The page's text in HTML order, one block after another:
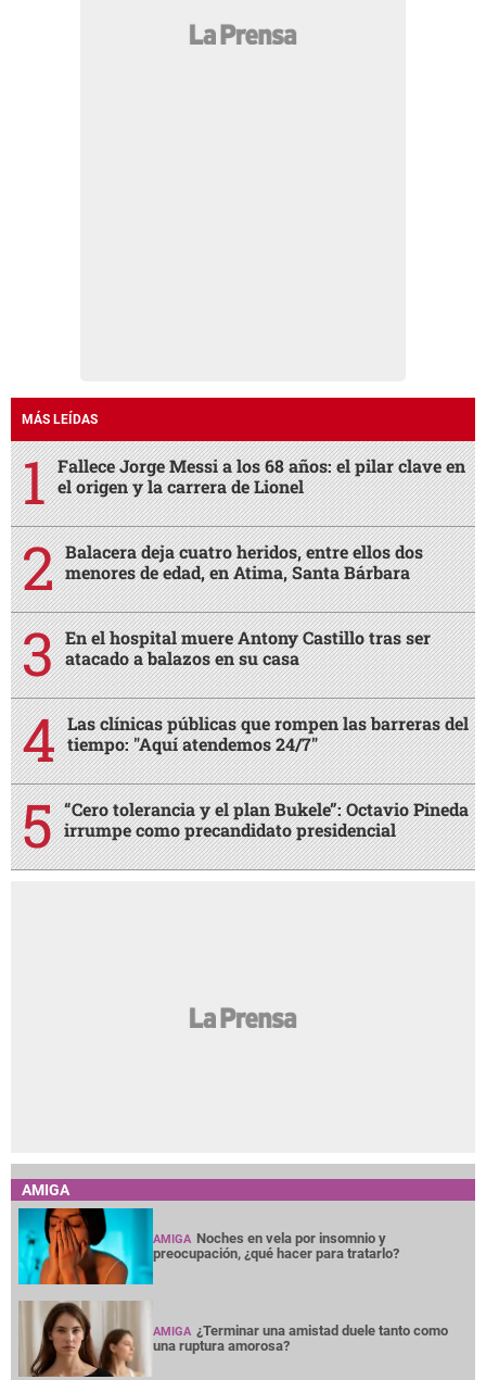
MÁS LEÍDAS
Fallece Jorge Messi a los 68 años: el pilar clave en
el origen y la carrera de Lionel
Balacera deja cuatro heridos, entre ellos dos
menores de edad, en Atima, Santa Bárbara
En el hospital muere Antony Castillo tras ser
atacado a balazos en su casa
Las clínicas públicas que rompen las barreras del
tiempo: "Aquí atendemos 24/7"
“Cero tolerancia y el plan Bukele”: Octavio Pineda
irrumpe como precandidato presidencial
AMIGA
AMIGA Noches en vela por insomnio y
preocupación, ¿qué hacer para tratarlo?
AMIGA ¿Terminar una amistad duele tanto como
una ruptura amorosa?